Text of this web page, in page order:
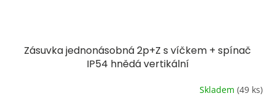
Zásuvka jednonásobná 2p+Z s víčkem + spínač
IP54 hnědá vertikální
Skladem (49 ks)